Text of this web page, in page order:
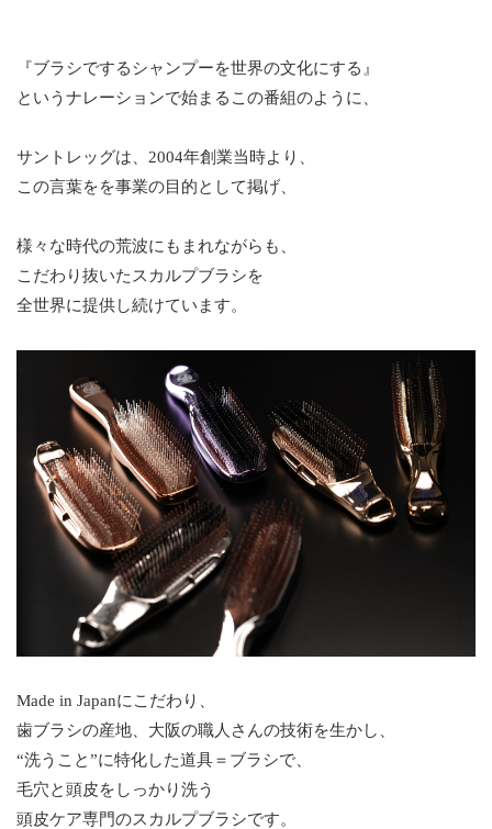
『ブラシでするシャンプーを世界の文化にする』
というナレーションで始まるこの番組のように、
サントレッグは、2004年創業当時より、
この言葉をを事業の目的として掲げ、
様々な時代の荒波にもまれながらも、
こだわり抜いたスカルプブラシを
全世界に提供し続けています。
Made in Japanにこだわり、
歯ブラシの産地、大阪の職人さんの技術を生かし、
“洗うこと”に特化した道具＝ブラシで、
毛穴と頭皮をしっかり洗う
頭皮ケア専門のスカルプブラシです。